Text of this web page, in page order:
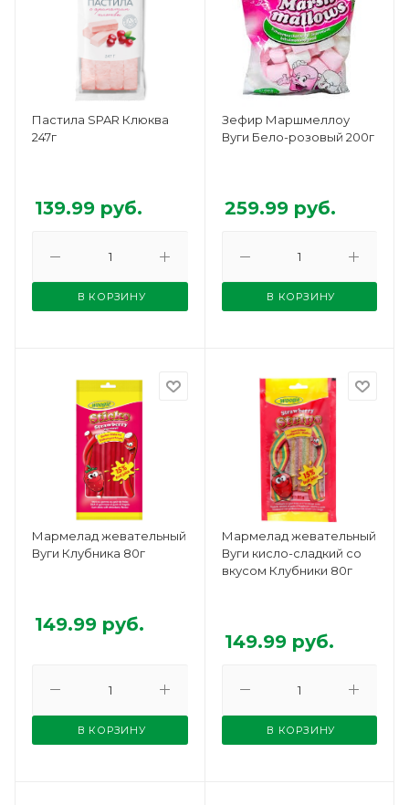
Пастила SPAR Клюква
247г
139.99 руб.
В КОРЗИНУ
Зефир Маршмеллоу
Вуги Бело-розовый 200г
259.99руб.
В КОРЗИНУ
Мармелад жевательный
Вуги Клубника 80г
149.99 руб.
В КОРЗИНУ
Мармелад жевательный
Вуги кисло-сладкий со
вкусом Клубники 80г
149.99руб.
В КОРЗИНУ